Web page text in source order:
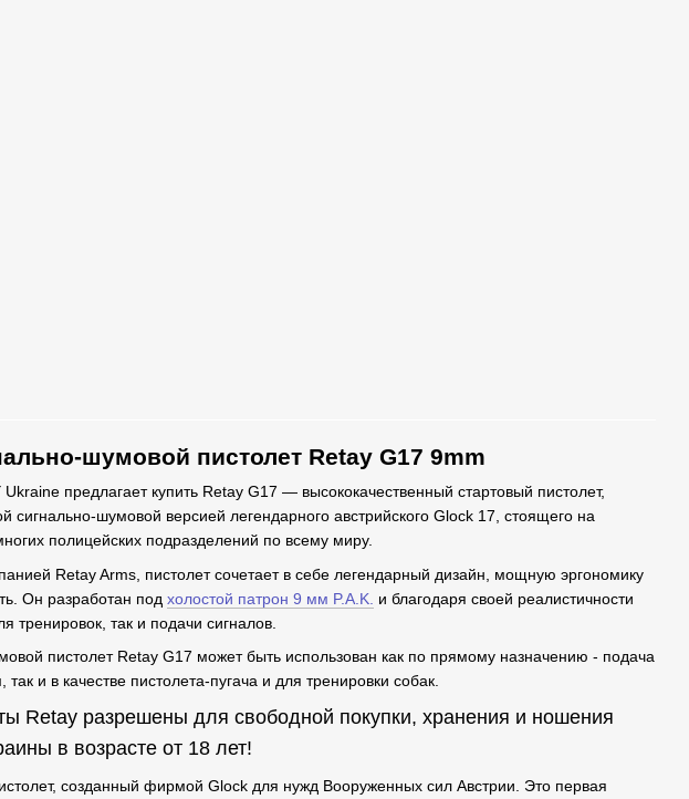
шумовой пистолет Retay G17 9mm
предлагает купить Retay G17 — высококачественный стартовый пистолет,
шумовой версией легендарного австрийского Glock 17, стоящего на
полицейских подразделений по всему миру.
Retay Arms, пистолет сочетает в себе легендарный дизайн, мощную эргономику
Он разработан под холостой патрон 9 мм P.A.K. и благодаря своей реалистичности
тренировок, так и подачи сигналов.
пистолет Retay G17 может быть использован как по прямому назначению - подача
и в качестве пистолета-пугача и для тренировки собак.
Retay разрешены для свободной покупки, хранения и ношения
в возрасте от 18 лет!
созданный фирмой Glock для нужд Вооруженных сил Австрии. Это первая